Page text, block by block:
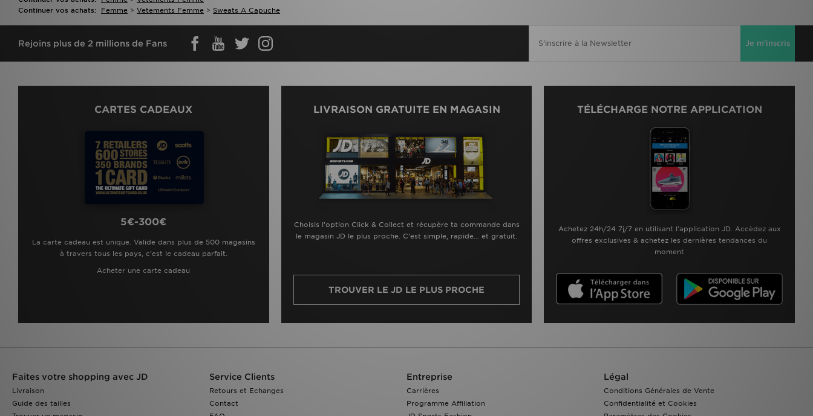
Continuer vos achats:
Femme > Vetements Femme > Sweats A Capuche
Rejoins plus de 2 millions de Fans Je m'inscris
CARTES CADEAUX
5€-300€
La carte cadeau est unique. Valide dans plus de 500 magasins
à travers tous les pays, c'est le cadeau parfait.
Acheter une carte cadeau
LIVRAISON GRATUITE EN MAGASIN
Choisis l’option Click & Collect et récupère ta commande dans
le magasin JD le plus proche. C’est simple, rapide… et gratuit.
TROUVER LE JD LE PLUS PROCHE
TÉLÉCHARGE NOTRE APPLICATION
Achetez 24h/24 7j/7 en utilisant l'application JD. Accèdez aux
offres exclusives & achetez les dernières tendances du
moment
Faites votre shopping avec JD
Livraison
Guide des tailles
Service Clients
Retours et Echanges
Contact
Entreprise
Carrières
Programme Affiliation
Légal
Conditions Générales de Vente
Confidentialité et Cookies